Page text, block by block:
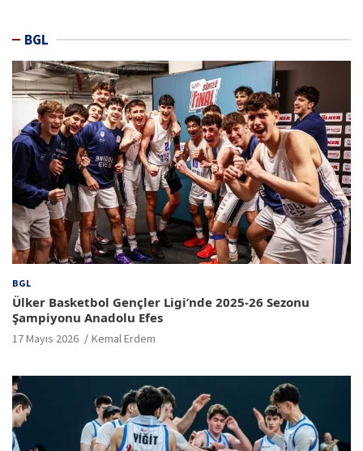
BGL
BGL
Ülker Basketbol Gençler Ligi’nde 2025-26 Sezonu
Şampiyonu Anadolu Efes
17 Mayıs 2026 Kemal Erdem